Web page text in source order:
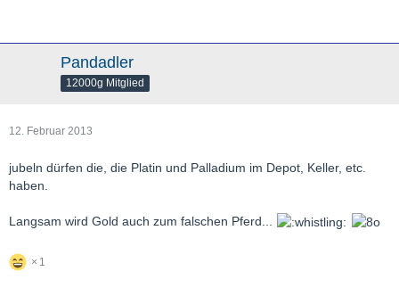
Pandadler
12000g Mitglied
12. Februar 2013
jubeln dürfen die, die Platin und Palladium im Depot, Keller, etc.
haben.
Langsam wird Gold auch zum falschen Pferd...
1